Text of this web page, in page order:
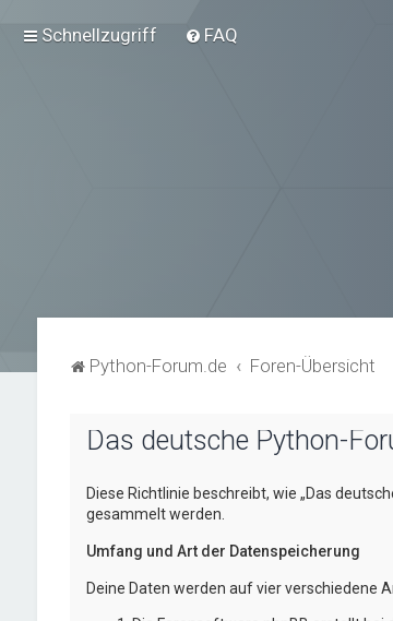
Schnellzugriff FAQ
Python-Forum.de Foren-Übersicht
Das deutsche Python-
Diese Richtlinie beschreibt, wie „Das
gesammelt werden.
Umfang und Art der Datenspeicherung
Deine Daten werden auf vier verschiedene